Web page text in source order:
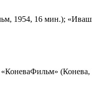
1954, 16 мин.);
(Конева,